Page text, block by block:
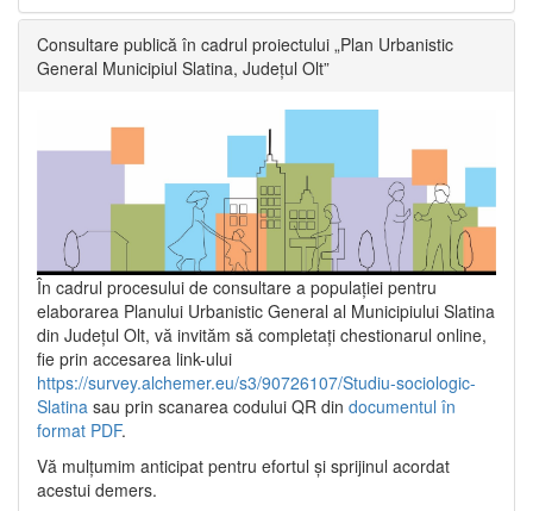
Consultare publică în cadrul proiectului „Plan Urbanistic
General Municipiul Slatina, Județul Olt”
În cadrul procesului de consultare a populaţiei pentru
elaborarea Planului Urbanistic General al Municipiului Slatina
din Județul Olt, vă invităm să completați chestionarul online,
fie prin accesarea link-ului
https://survey.alchemer.eu/s3/90726107/Studiu-sociologic-
Slatina sau prin scanarea codului QR din documentul în
format PDF.
Vă mulţumim anticipat pentru efortul şi sprijinul acordat
acestui demers.